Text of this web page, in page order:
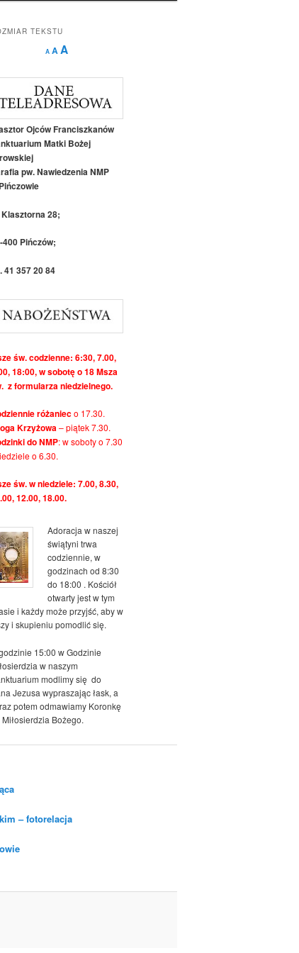
TEKSTU
A
Decrease
font
A Reset
AIncrease
size.
Ojców Franciszkanów
Matki Bożej
pw. Nawiedzenia NMP
28;
400 Pińczów;
41 357 20 84
św. codzienne: 6:30, 7.00,
18:00, w sobotę o 18 Msza
z formularza niedzielnego.
różanieco 17.30.
Krzyżowa– piątek 7.30.
do NMP: w soboty o 7.30
o 6.30.
św. w niedziele: 7.00, 8.30,
12.00, 18.00.
Adoracja w naszej
świątyni trwa
codziennie, w
godzinach od 8:30
do 18:00 . Kościół
otwarty jest w tym
i każdy może przyjść, aby w
i skupieniu pomodlić się.
15:00 w Godzinie
w naszym
modlimy się do
Jezusa wypraszając łask, a
potem odmawiamy Koronkę
Bożego.
– fotorelacja